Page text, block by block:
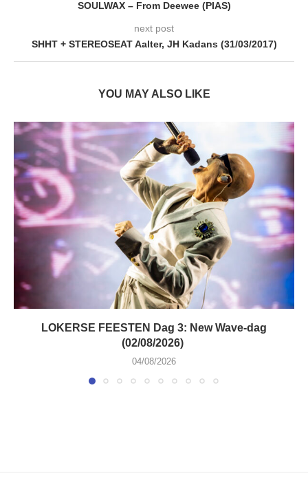
SOULWAX – From Deewee (PIAS)
next post
SHHT + STEREOSEAT Aalter, JH Kadans (31/03/2017)
YOU MAY ALSO LIKE
LOKERSE FEESTEN Dag 3: New Wave-dag
(02/08/2026)
04/08/2026